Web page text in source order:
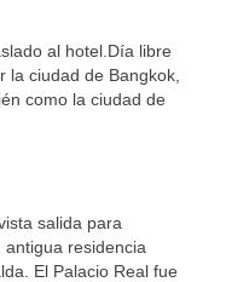
al hotel.Día libre
la ciudad de Bangkok,
como la ciudad de
salida para
antigua residencia
El Palacio Real fue